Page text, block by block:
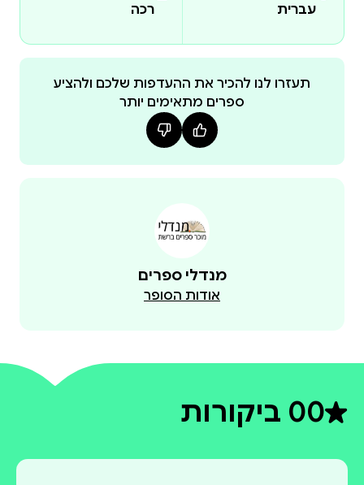
עברית
רכה
תעזרו לנו להכיר את ההעדפות שלכם ולהציע
ספרים מתאימים יותר
מנדלי ספרים
אודות הסופר
0דירוג ממוצע 0 מתוך 5
0 ביקורות